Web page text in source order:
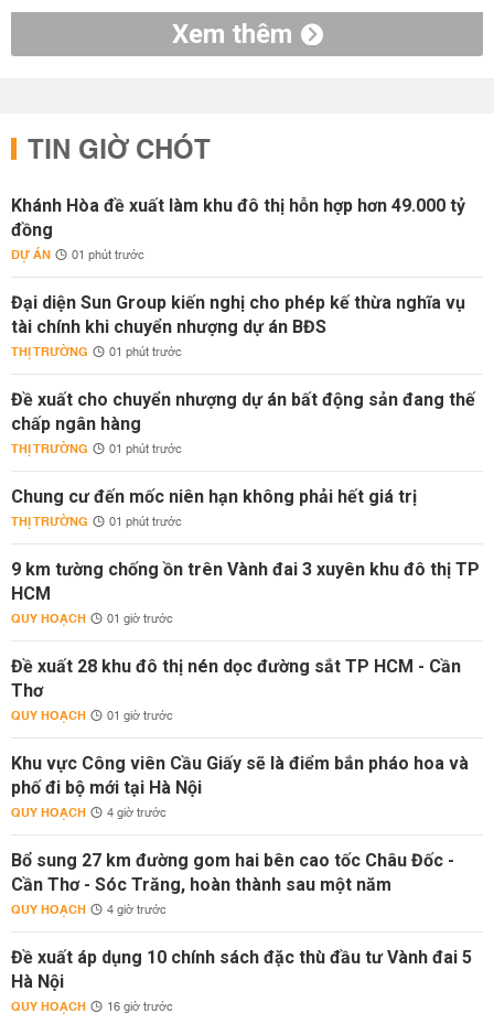
Xem thêm
TIN GIỜ CHÓT
Khánh Hòa đề xuất làm khu đô thị hỗn hợp hơn 49.000 tỷ
đồng
DỰ ÁN 01 phút trước
Đại diện Sun Group kiến nghị cho phép kế thừa nghĩa vụ
tài chính khi chuyển nhượng dự án BĐS
THỊ TRƯỜNG 01 phút trước
Đề xuất cho chuyển nhượng dự án bất động sản đang thế
chấp ngân hàng
THỊ TRƯỜNG 01 phút trước
Chung cư đến mốc niên hạn không phải hết giá trị
THỊ TRƯỜNG 01 phút trước
9 km tường chống ồn trên Vành đai 3 xuyên khu đô thị TP
HCM
QUY HOẠCH 01 giờ trước
Đề xuất 28 khu đô thị nén dọc đường sắt TP HCM - Cần
Thơ
QUY HOẠCH 01 giờ trước
Khu vực Công viên Cầu Giấy sẽ là điểm bắn pháo hoa và
phố đi bộ mới tại Hà Nội
QUY HOẠCH 4 giờ trước
Bổ sung 27 km đường gom hai bên cao tốc Châu Đốc -
Cần Thơ - Sóc Trăng, hoàn thành sau một năm
QUY HOẠCH 4 giờ trước
Đề xuất áp dụng 10 chính sách đặc thù đầu tư Vành đai 5
Hà Nội
QUY HOẠCH 16 giờ trước